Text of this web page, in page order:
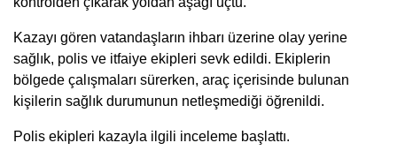
Kazayı gören vatandaşların ihbarı üzerine olay yerine
sağlık, polis ve itfaiye ekipleri sevk edildi. Ekiplerin
bölgede çalışmaları sürerken, araç içerisinde bulunan
kişilerin sağlık durumunun netleşmediği öğrenildi.
Polis ekipleri kazayla ilgili inceleme başlattı.